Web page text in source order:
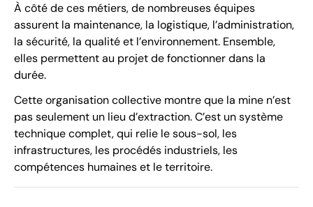
À côté de ces métiers, de nombreuses équipes
assurent la maintenance, la logistique, l’administration,
la sécurité, la qualité et l’environnement. Ensemble,
elles permettent au projet de fonctionner dans la
durée.
Cette organisation collective montre que la mine n’est
pas seulement un lieu d’extraction. C’est un système
technique complet, qui relie le sous-sol, les
infrastructures, les procédés industriels, les
compétences humaines et le territoire.